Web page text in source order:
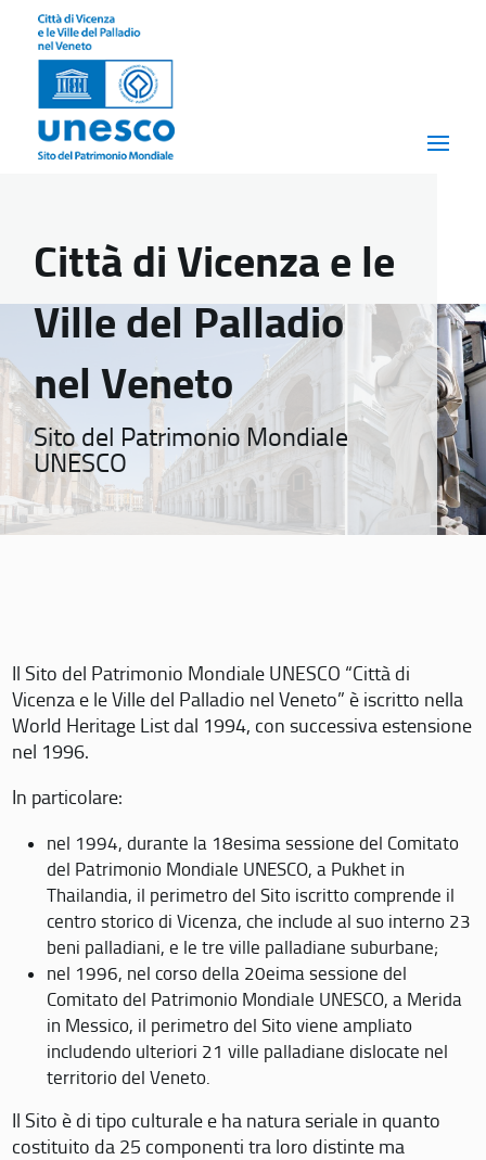
Città di Vicenza e le
Ville del Palladio
nel Veneto
Sito del Patrimonio Mondiale
UNESCO
Il Sito del Patrimonio Mondiale UNESCO “Città di
Vicenza e le Ville del Palladio nel Veneto” è iscritto nella
World Heritage List dal 1994, con successiva estensione
nel 1996.
In particolare:
nel 1994, durante la 18esima sessione del Comitato
del Patrimonio Mondiale UNESCO, a Pukhet in
Thailandia, il perimetro del Sito iscritto comprende il
centro storico di Vicenza, che include al suo interno 23
beni palladiani, e le tre ville palladiane suburbane;
nel 1996, nel corso della 20eima sessione del
Comitato del Patrimonio Mondiale UNESCO, a Merida
in Messico, il perimetro del Sito viene ampliato
includendo ulteriori 21 ville palladiane dislocate nel
territorio del Veneto.
Il Sito è di tipo culturale e ha natura seriale in quanto
costituito da 25 componenti tra loro distinte ma